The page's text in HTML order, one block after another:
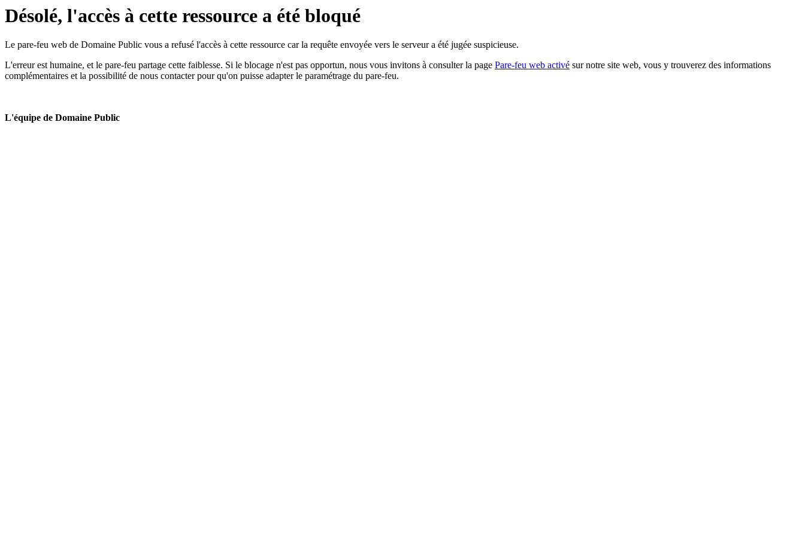
Désolé, l'accès à cette ressource a été bloqué
Le pare-feu web de Domaine Public vous a refusé l'accès à cette ressource car la requête envoyée vers le serveur a été jugée suspicieuse.
L'erreur est humaine, et le pare-feu partage cette faiblesse. Si le blocage n'est pas opportun, nous vous invitons à consulter la page Pare-feu web activé sur notre site web, vous y trouverez des informations
complémentaires et la possibilité de nous contacter pour qu'on puisse adapter le paramétrage du pare-feu.
L'équipe de Domaine Public